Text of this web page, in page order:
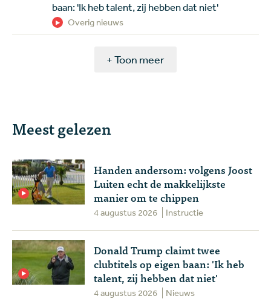
baan: 'Ik heb talent, zij hebben dat niet'
Overig nieuws
+ Toon meer
Meest gelezen
Handen andersom: volgens Joost
Luiten echt de makkelijkste
manier om te chippen
4 augustus 2026 Instructie
Donald Trump claimt twee
clubtitels op eigen baan: 'Ik heb
talent, zij hebben dat niet'
4 augustus 2026 Nieuws